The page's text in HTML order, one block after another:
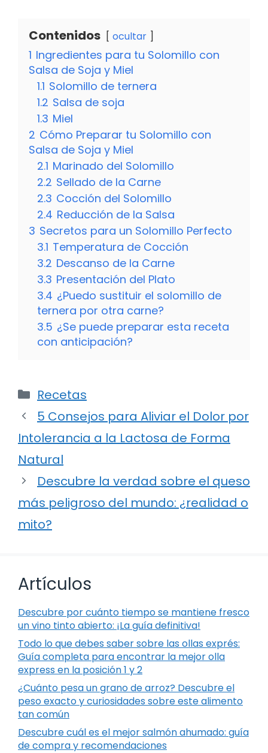
Contenidos ocultar
1 Ingredientes para tu Solomillo con
Salsa de Soja y Miel
1.1 Solomillo de ternera
1.2 Salsa de soja
1.3 Miel
2 Cómo Preparar tu Solomillo con
Salsa de Soja y Miel
2.1 Marinado del Solomillo
2.2 Sellado de la Carne
2.3 Cocción del Solomillo
2.4 Reducción de la Salsa
3 Secretos para un Solomillo Perfecto
3.1 Temperatura de Cocción
3.2 Descanso de la Carne
3.3 Presentación del Plato
3.4 ¿Puedo sustituir el solomillo de
ternera por otra carne?
3.5 ¿Se puede preparar esta receta
con anticipación?
Categorías
Recetas
5 Consejos para Aliviar el Dolor por
Intolerancia a la Lactosa de Forma
Natural
Descubre la verdad sobre el queso
más peligroso del mundo: ¿realidad o
mito?
Artículos
Descubre por cuánto tiempo se mantiene fresco
un vino tinto abierto: ¡La guía definitiva!
Todo lo que debes saber sobre las ollas exprés:
Guía completa para encontrar la mejor olla
express en la posición 1 y 2
¿Cuánto pesa un grano de arroz? Descubre el
peso exacto y curiosidades sobre este alimento
tan común
Descubre cuál es el mejor salmón ahumado: guía
de compra y recomendaciones